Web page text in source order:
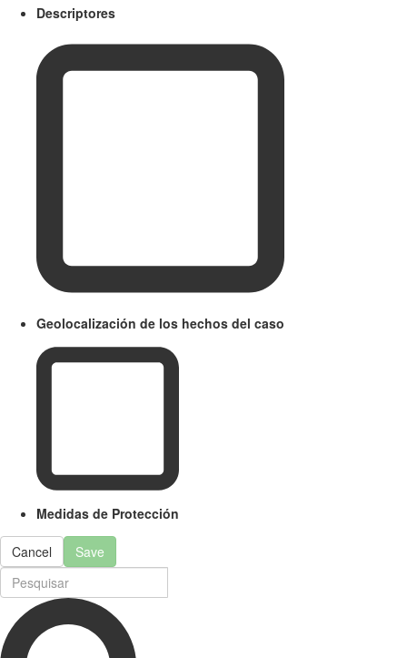
Descriptores
Geolocalización de los hechos del caso
Medidas de Protección
Cancel Save